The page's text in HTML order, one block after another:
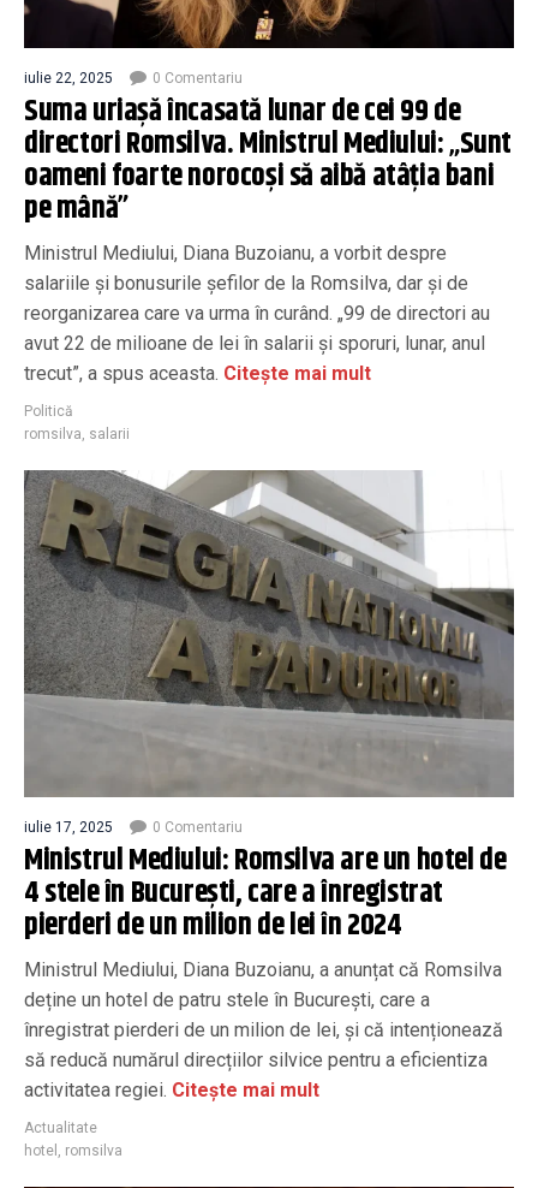
iulie 22, 2025 0 Comentariu
Suma uriașă încasată lunar de cei 99 de
directori Romsilva. Ministrul Mediului: „Sunt
oameni foarte norocoși să aibă atâția bani
pe mână”
Ministrul Mediului, Diana Buzoianu, a vorbit despre
salariile și bonusurile șefilor de la Romsilva, dar și de
reorganizarea care va urma în curând. „99 de directori au
avut 22 de milioane de lei în salarii și sporuri, lunar, anul
trecut”, a spus aceasta. Citește mai mult
Politică
romsilva, salarii
iulie 17, 2025 0 Comentariu
Ministrul Mediului: Romsilva are un hotel de
4 stele în București, care a înregistrat
pierderi de un milion de lei în 2024
Ministrul Mediului, Diana Buzoianu, a anunțat că Romsilva
deține un hotel de patru stele în București, care a
înregistrat pierderi de un milion de lei, și că intenționează
să reducă numărul direcțiilor silvice pentru a eficientiza
activitatea regiei. Citește mai mult
Actualitate
hotel , romsilva